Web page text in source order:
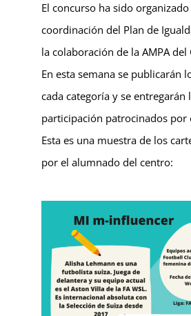
El concurso ha sido
coordinación del Plan de
la colaboración de la AMPA del
En esta semana se publicarán
cada categoría y se entregarán
participación patrocinados por
Esta es una muestra de los
por el alumnado del centro: